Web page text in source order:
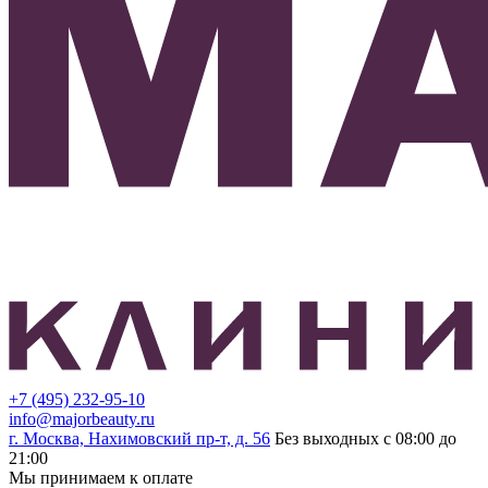
+7 (495) 232-95-10
info@majorbeauty.ru
г. Москва, Нахимовский пр-т, д. 56 Без выходных с 08:00 до
21:00
Мы принимаем к оплате